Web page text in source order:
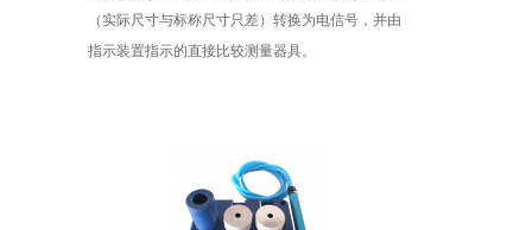
（实际尺寸与标称尺寸只差）转换为电信号，并由
指示装置指示的直接比较测量器具。